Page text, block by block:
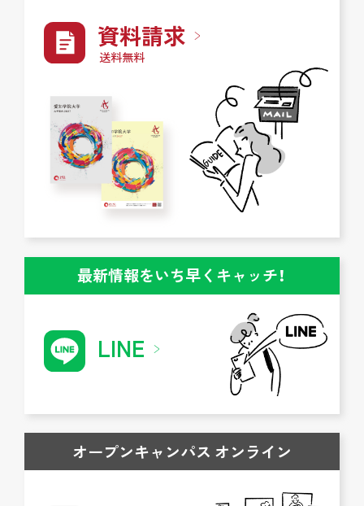
資料請求
送料無料
最新情報をいち早くキャッチ！
LINE
オープンキャンパス オンライン